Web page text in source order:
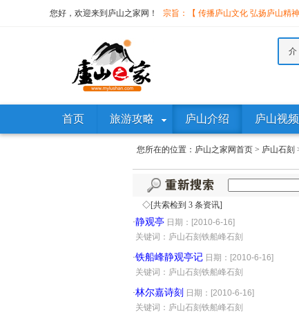
您好，欢迎来到庐山之家网！ 宗旨：【 传播庐山文化 弘扬庐山精神
首页 旅游攻略 庐山介绍 庐山视频
您所在的位置： 庐山之家网首页 > 庐山石刻
◇[共索检到 3 条资讯]
·静观亭 日期：[2010-6-16]
关键词：庐山石刻铁船峰石刻
·铁船峰静观亭记 日期：[2010-6-16]
关键词：庐山石刻铁船峰石刻
·林尔嘉诗刻
日期：[2010-6-16]
关键词：庐山石刻铁船峰石刻